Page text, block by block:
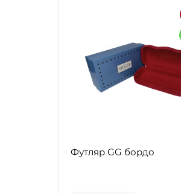
Футляр GG бордо